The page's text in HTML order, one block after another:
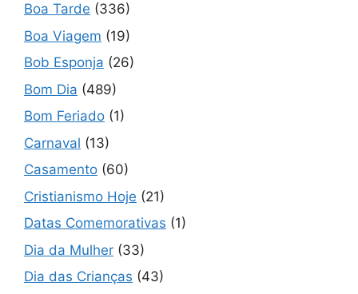
Boa Tarde (336)
Boa Viagem (19)
Bob Esponja (26)
Bom Dia (489)
Bom Feriado (1)
Carnaval (13)
Casamento (60)
Cristianismo Hoje (21)
Datas Comemorativas (1)
Dia da Mulher (33)
Dia das Crianças (43)